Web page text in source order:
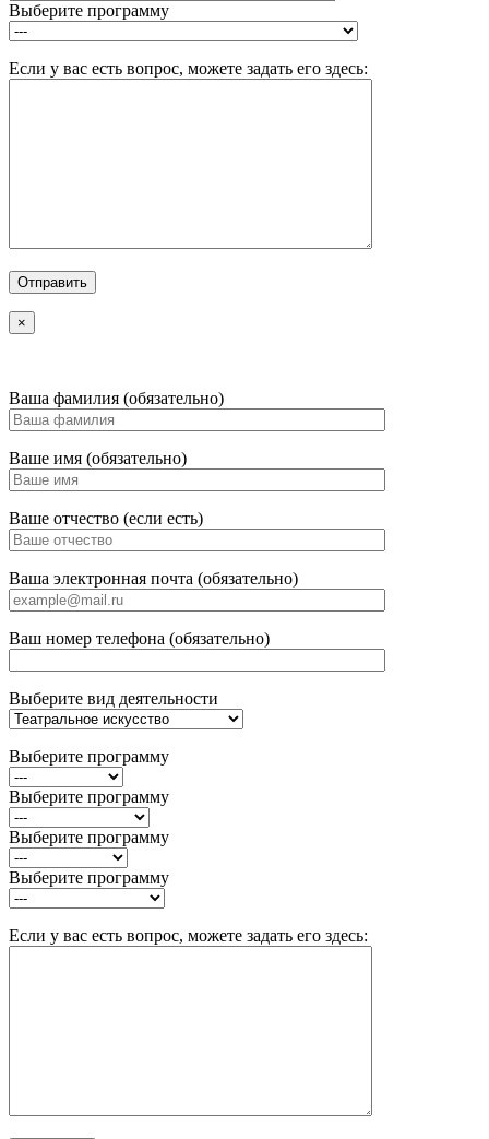
Выберите программу
Если у вас есть вопрос, можете задать его здесь:
×
Ваша фамилия (обязательно)
Ваше имя (обязательно)
Ваше отчество (если есть)
Ваша электронная почта (обязательно)
Ваш номер телефона (обязательно)
Выберите вид деятельности
Выберите программу
Выберите программу
Выберите программу
Выберите программу
Если у вас есть вопрос, можете задать его здесь: